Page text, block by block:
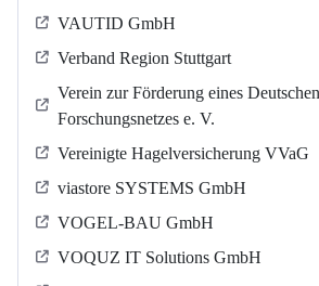
VAUTID GmbH
Verband Region Stuttgart
Verein zur Förderung eines Deutschen
Forschungsnetzes e. V.
Vereinigte Hagelversicherung VVaG
viastore SYSTEMS GmbH
VOGEL-BAU GmbH
VOQUZ IT Solutions GmbH